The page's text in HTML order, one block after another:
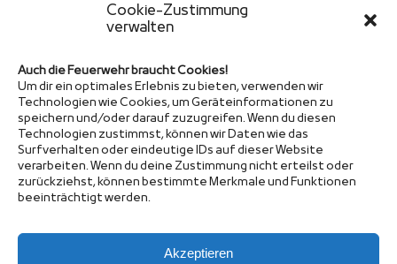
Cookie-Zustimmung
verwalten
Auch die Feuerwehr braucht Cookies!
Um dir ein optimales Erlebnis zu bieten, verwenden wir
Technologien wie Cookies, um Geräteinformationen zu
speichern und/oder darauf zuzugreifen. Wenn du diesen
Technologien zustimmst, können wir Daten wie das
Surfverhalten oder eindeutige IDs auf dieser Website
verarbeiten. Wenn du deine Zustimmung nicht erteilst oder
zurückziehst, können bestimmte Merkmale und Funktionen
beeinträchtigt werden.
Akzeptieren
Sponsor